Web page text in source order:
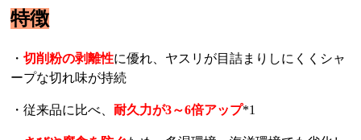
特徴
・ 切削粉の剥離性に優れ、ヤスリが目詰まりしにくくシャ
ープな切れ味が持続
・従来品に比べ、 耐久力が3～6倍アップ*1